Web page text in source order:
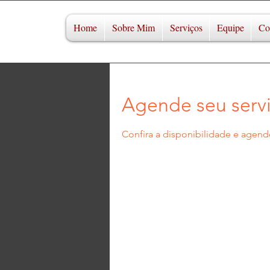
Home Sobre Mim Serviços Equipe
Agende seu
Confira a disponibilidade e